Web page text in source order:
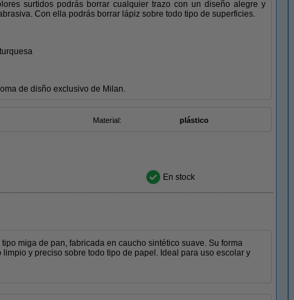
surtidos podrás borrar cualquier trazo con un diseño alegre y
Con ella podrás borrar lápiz sobre todo tipo de superficies.
de disño exclusivo de Milan.
Material: plástico
En stock
miga de pan, fabricada en caucho sintético suave. Su forma
y preciso sobre todo tipo de papel. Ideal para uso escolar y